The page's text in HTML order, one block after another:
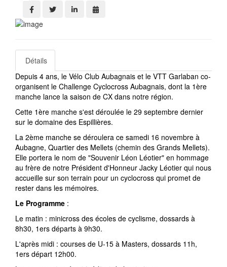
Détails
Depuis 4 ans, le Vélo Club Aubagnais et le VTT Garlaban co-
organisent le Challenge Cyclocross Aubagnais, dont la 1ère
manche lance la saison de CX dans notre région.
Cette 1ère manche s'est déroulée le 29 septembre dernier
sur le domaine des Espillières.
La 2ème manche se déroulera ce samedi 16 novembre à
Aubagne, Quartier des Mellets (chemin des Grands Mellets).
Elle portera le nom de "Souvenir Léon Léotier" en hommage
au frère de notre Président d'Honneur Jacky Léotier qui nous
accueille sur son terrain pour un cyclocross qui promet de
rester dans les mémoires.
Le Programme :
Le matin : minicross des écoles de cyclisme, dossards à
8h30, 1ers départs à 9h30.
L'après midi : courses de U-15 à Masters, dossards 11h,
1ers départ 12h00.